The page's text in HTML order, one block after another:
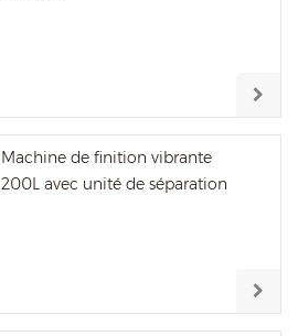
Machine de finition vibrante
200L avec unité de séparation